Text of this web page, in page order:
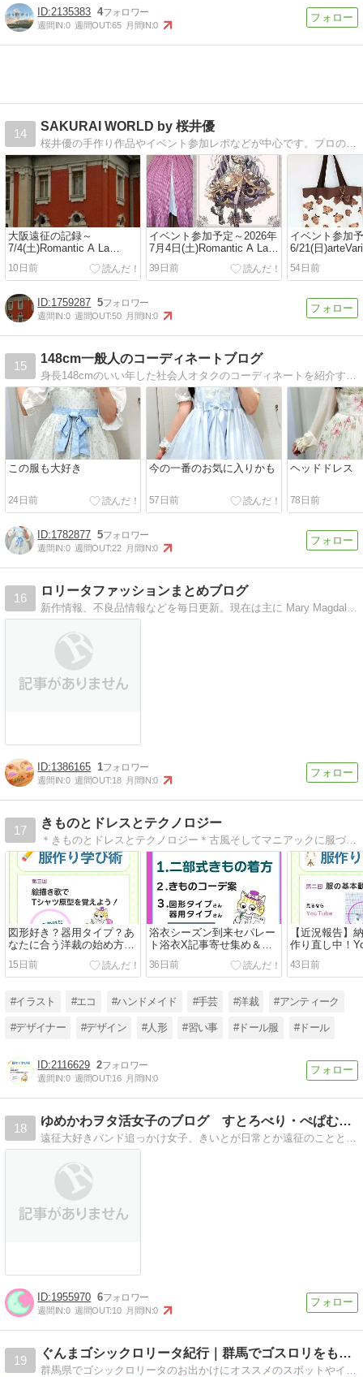
2135383 4
週間IN:0 週間OUT:65 月間IN:0
14
SAKURAI WORLD by 桜井優
桜井優の手作り作品やイベント参加レポなどが中心です。プロの縫い子なので本格的な仕様のお洋服や小物をお届けいたします(^^)アメブロはサブページとして使用してま…
大阪遠征の記録～
7/4(土)Romantic A La
Mode25
10日前
イベント参加予定～2026年
7月4日(土)Romantic A La
Mode25
39日前
イベント参加
6/21(日
福岡64
54日前
1759287 5
週間IN:0 週間OUT:50 月間IN:0
15
148cm一般人のコーディネートブログ
身長148cmのいい年した社会人オタクのコーディネートを紹介するブログです。かわいい系の服、ロリィタ、和服、男装、いろいろ着ます。
この服も大好き
24日前
今の一番のお気に入りかも
57日前
ヘッドドレス
78日前
1782877 5
週間IN:0 週間OUT:22 月間IN:0
16
ロリータファッションまとめブログ
新作情報、不良品情報などを毎日更新。現在は主に Mary Magdalene に関する話題をまとめています。
1386165 1
週間IN:0 週間OUT:18 月間IN:0
17
きものとドレスとテクノロジー
＊きものとドレスとテクノロジー＊古風そしてマニアックに服づくりを考えてきた私がその想いを小さなお人形を通じて表現いたしますお人形服のご紹介とその作り方＊計画中です
図形好き？器用タイプ？あ
なたに合う洋裁の始め方｜
服の絵描き歌で学ぶ
15日前
浴衣シーズン到来セパレー
ト浴衣X記事寄せ集め＆猫
侍コーデまとめ＋ぬい服近
況
36日前
【近況報告】
作り直し中！
Instagram動
が変わるワケ
43日前
#イラスト #エコ #ハンドメイド #手芸 #洋裁 #アンティーク
#デザイナー #デザイン #人形 #習い事 #ドール服 #ドール
2116629 2
週間IN:0 週間OUT:16 月間IN:0
18
ゆめかわヲタ活女子のブログ すとろべり・ぺぱむーん
遠征大好きバンド追っかけ女子、きいとが日常とか遠征のこととかヲタ活のことを書くブログです。ゆめかわいいとVaporwaveと聖飢魔IIが好き キラキラしたい！
1955970 6
週間IN:0 週間OUT:10 月間IN:0
19
ぐんまゴシックロリータ紀行｜群馬でゴスロリをもっと楽しもう！
群馬県でゴシックロリータのお出かけにオススメのスポットやイベントを紹介します